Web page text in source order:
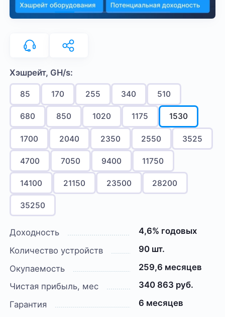
Хэшрейт, GH/s:
85 170 255 340 510
680 850 1020 1175 1530
1700 2040 2350 2550 3525
4700 7050 9400 11750
14100 21150 23500 28200
35250
Доходность
4,6% годовых
Количество устройств
90 шт.
Окупаемость
259,6 месяцев
Чистая прибыль, мес
340 863 руб.
Гарантия
6 месяцев